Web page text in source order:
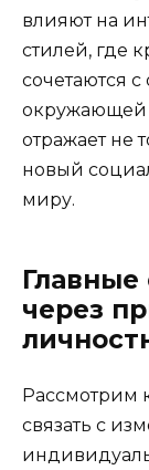
влияют на
стилей, где
сочетаются
окружающей
отражает не
новый
миру.
Главные
через
Рассмотрим
связать с